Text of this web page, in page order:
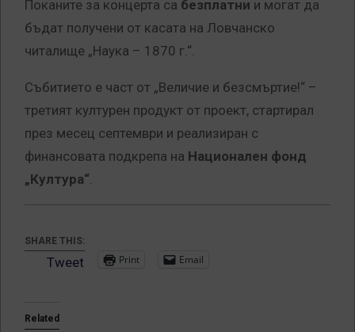
Поканите за концерта са безплатни и могат да
бъдат получени от касата на Ловчанско
читалище „Наука – 1870 г.“.
Събитието е част от „Величие и безсмъртие!“ –
третият културен продукт от проект, стартирал
през месец септември и реализиран с
финансовата подкрепа на Национален фонд
„Култура“.
SHARE THIS:
Tweet Print Email
Related